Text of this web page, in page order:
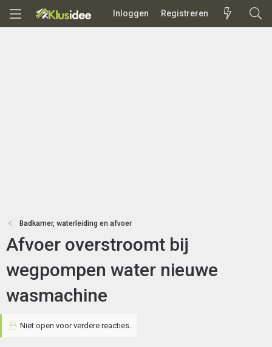
Inloggen Registreren
Badkamer, waterleiding en afvoer
Afvoer overstroomt bij
wegpompen water nieuwe
wasmachine
Niet open voor verdere reacties.